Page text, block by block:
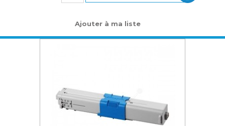
Ajouter à ma liste